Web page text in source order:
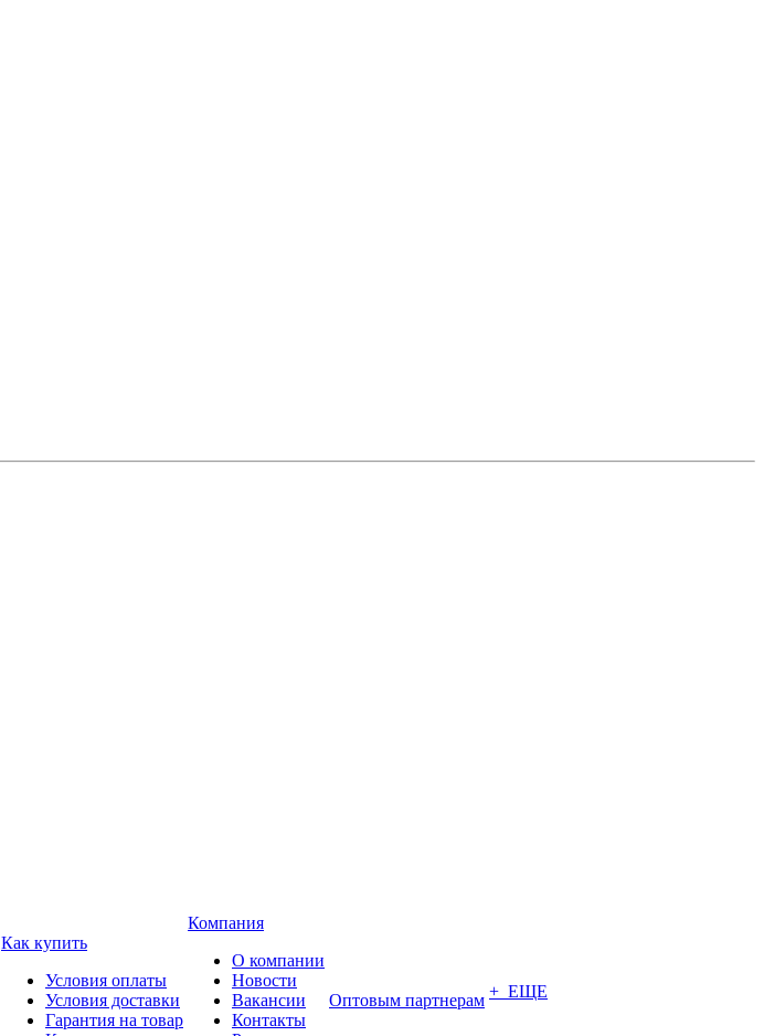
Как купить
Условия оплаты
Условия доставки
Гарантия на товар
Компания
О компании
Новости
Вакансии
Контакты
Оптовым партнерам + ЕЩЕ